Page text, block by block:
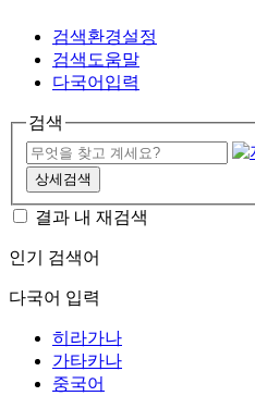
검색환경설정
검색도움말
다국어입력
검색
상세검색
결과 내 재검색
인기 검색어
다국어 입력
히라가나
가타카나
중국어